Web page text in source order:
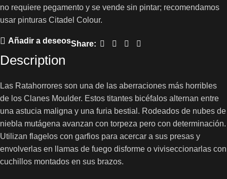
no requiere pegamento y se vende sin pintar; recomendamos
usar pinturas Citadel Colour.
Añadir a deseosShare:
Description
Las Ratahorrores son una de las aberraciones más horribles
de los Clanes Moulder. Estos titantes bicéfalos alternan entre
una astucia maligna y una furia bestial. Rodeados de nubes de
niebla mutágena avanzan con torpeza pero con determinación.
Utilizan flagelos con garfios para acercar a sus presas y
envolverlas en llamas de fuego disforme o viviseccionarlas con
cuchillos montados en sus brazos.